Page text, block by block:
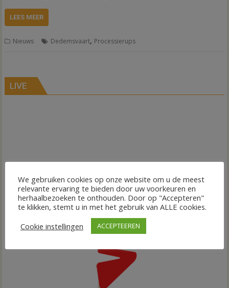
LEES MEER
Nieuws Dedemsvaart, Processierups
LIVE
We gebruiken cookies op onze website om u de meest
relevante ervaring te bieden door uw voorkeuren en
herhaalbezoeken te onthouden. Door op "Accepteren"
te klikken, stemt u in met het gebruik van ALLE cookies.
Cookie instellingen
ACCEPTEEREN